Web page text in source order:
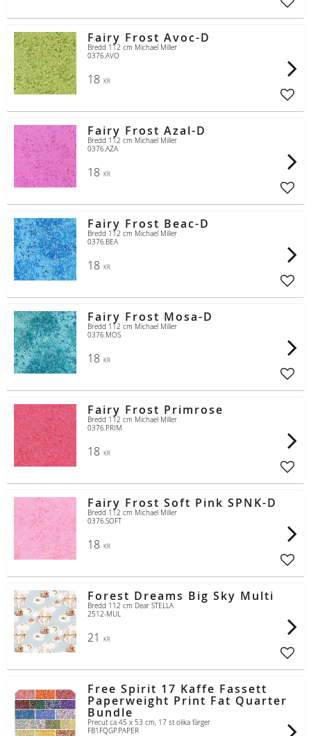
Fairy Frost Avoc-D
Bredd 112 cm Michael Miller
0376.AVO
18 KR
Fairy Frost Azal-D
Bredd 112 cm Michael Miller
0376.AZA
18 KR
Fairy Frost Beac-D
Bredd 112 cm Michael Miller
0376.BEA
18 KR
Fairy Frost Mosa-D
Bredd 112 cm Michael Miller
0376.MOS
18 KR
Fairy Frost Primrose
Bredd 112 cm Michael Miller
0376.PRIM
18 KR
Fairy Frost Soft Pink SPNK-D
Bredd 112 cm Michael Miller
0376.SOFT
18 KR
Forest Dreams Big Sky Multi
Bredd 112 cm Dear STELLA
2512-MUL
21 KR
Free Spirit 17 Kaffe Fassett
Paperweight Print Fat Quarter
Bundle
Precut ca 45 x 53 cm, 17 st olika färger
FB1FQGP.PAPER